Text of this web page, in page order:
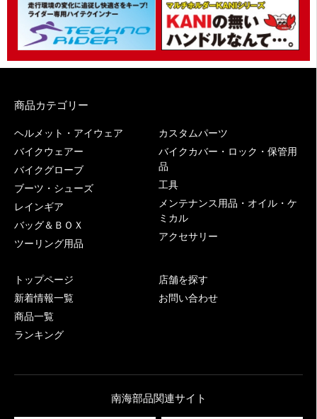
商品カテゴリー
ヘルメット・アイウェア
バイクウェアー
バイクグローブ
ブーツ・シューズ
レインギア
バッグ＆ＢＯＸ
ツーリング用品
カスタムパーツ
バイクカバー・ロック・保管用
品
工具
メンテナンス用品・オイル・ケ
ミカル
アクセサリー
トップページ
新着情報一覧
商品一覧
ランキング
店舗を探す
お問い合わせ
南海部品関連サイト